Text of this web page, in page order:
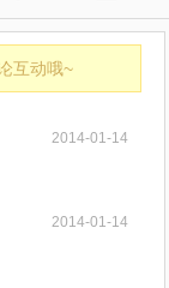
互动哦~
2014-01-14
2014-01-14